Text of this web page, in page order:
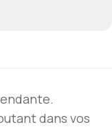
dans vos